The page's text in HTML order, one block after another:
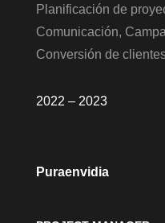
Planificación de
Comunicación,
Conversión de
2022 – 2023
Puraenvidia